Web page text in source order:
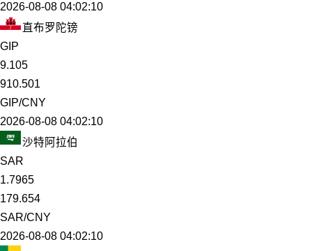
2026-08-08 04:02:10
直布罗陀镑
GIP
9.105
910.501
GIP/CNY
2026-08-08 04:02:10
沙特阿拉伯
SAR
1.7965
179.654
SAR/CNY
2026-08-08 04:02:10